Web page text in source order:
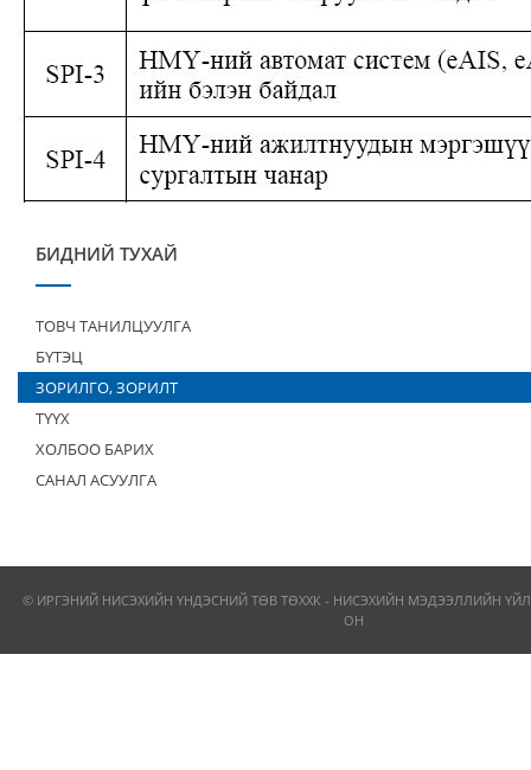
БИДНИЙ ТУХАЙ
ТОВЧ ТАНИЛЦУУЛГА
БҮТЭЦ
ЗОРИЛГО, ЗОРИЛТ
ТҮҮХ
ХОЛБОО БАРИХ
САНАЛ АСУУЛГА
© ИРГЭНИЙ НИСЭХИЙН ҮНДЭСНИЙ ТӨВ ТӨХХК - НИСЭХИЙН МЭДЭЭЛЛИЙН
ОН